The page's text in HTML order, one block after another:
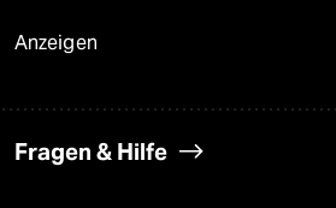
Anzeigen
Fragen & Hilfe